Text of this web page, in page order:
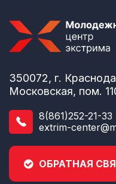
350072, г.
Московская, пом.
8(861)252-21-33
extrim-
ОБРАТНАЯ